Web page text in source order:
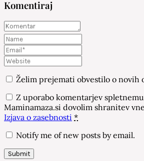
Komentiraj
Želim prejemati obvestilo o novih
Z uporabo komentarjev
Maminamaza.si dovolim shranitev
Izjava o zasebnosti *
Notify me of new posts by email.